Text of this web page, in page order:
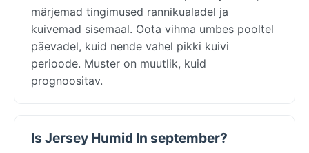
märjemad tingimused rannikualadel ja
kuivemad sisemaal. Oota vihma umbes pooltel
päevadel, kuid nende vahel pikki kuivi
perioode. Muster on muutlik, kuid
prognoositav.
Is Jersey Humid In september?